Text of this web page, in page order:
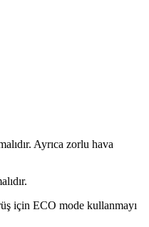
Ayrıca zorlu hava
için ECO mode kullanmayı